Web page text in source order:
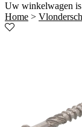
Uw winkelwagen
Home >